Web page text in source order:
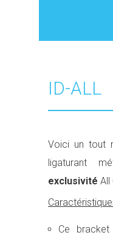
ID-ALL
Voici un tout
ligaturant
exclusivité All
Ce